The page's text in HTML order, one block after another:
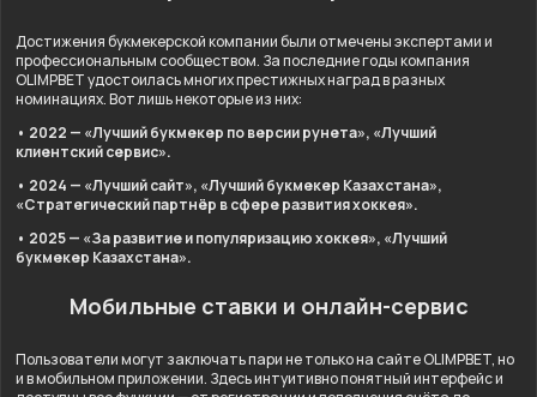
Достижения букмекерской компании были отмечены экспертами и
профессиональным сообществом. За последние годы компания
OLIMPBET удостоилась многих престижных наград в разных
номинациях. Вот лишь некоторые из них:
• 2022 — «Лучший букмекер по версии рунета», «Лучший
клиентский сервис».
• 2024 — «Лучший сайт», «Лучший букмекер Казахстана»,
«Стратегический партнёр в сфере развития хоккея».
• 2025 — «За развитие и популяризацию хоккея», «Лучший
букмекер Казахстана».
Мобильные ставки и онлайн-сервис
Пользователи могут заключать пари не только на сайте OLIMPBET, но
и в мобильном приложении. Здесь интуитивно понятный интерфейс и